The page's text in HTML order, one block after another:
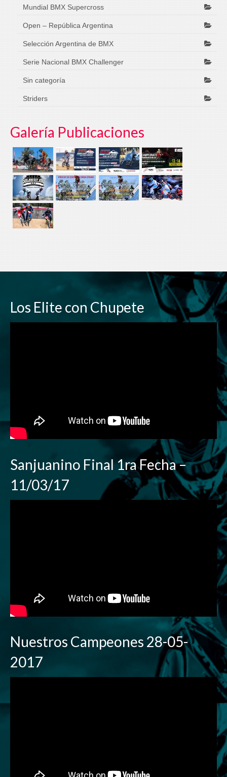
Mundial BMX Supercross
Open – República Argentina
Selección Argentina de BMX
Serie Nacional BMX Challenger
Sin categoría
Striders
Galería Publicaciones
Los Elite con Chupete
Sanjuanino Final 1ra Fecha –
11/03/17
Nuestros Campeones 28-05-
2017